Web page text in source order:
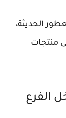
الحديثة،
منتجات
الفرع